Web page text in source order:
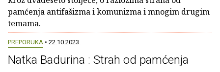
pamćenja antifašizma i komunizma i mnogim drugim
temama.
PREPORUKA • 22.10.2023.
Natka Badurina : Strah od pamćenja